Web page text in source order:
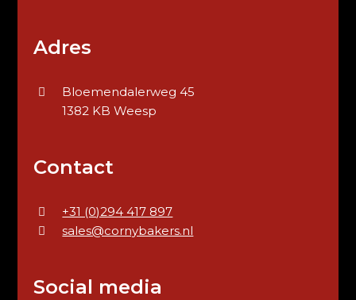
Adres
Bloemendalerweg 45
1382 KB Weesp
Contact
+31 (0)294 417 897
sales@cornybakers.nl
Social media